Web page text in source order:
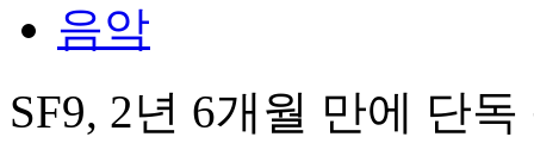
음악
SF9, 2년 6개월 만에 단